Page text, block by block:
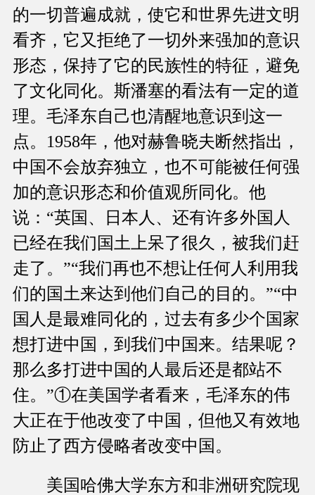
的一切普遍成就，使它和世界先进文明
看齐，它又拒绝了一切外来强加的意识
形态，保持了它的民族性的特征，避免
了文化同化。斯潘塞的看法有一定的道
理。毛泽东自己也清醒地意识到这一
点。1958年，他对赫鲁晓夫断然指出，
中国不会放弃独立，也不可能被任何强
加的意识形态和价值观所同化。他
说：“英国、日本人、还有许多外国人
已经在我们国土上呆了很久，被我们赶
走了。”“我们再也不想让任何人利用我
们的国土来达到他们自己的目的。”“中
国人是最难同化的，过去有多少个国家
想打进中国，到我们中国来。结果呢？
那么多打进中国的人最后还是都站不
住。”①在美国学者看来，毛泽东的伟
大正在于他改变了中国，但他又有效地
防止了西方侵略者改变中国。
美国哈佛大学东方和非洲研究院现